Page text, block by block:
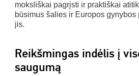
moksliškai pagrįsti ir praktiškai
būsimus šalies ir Europos gynybos
jis.
Reikšmingas indėlis į
saugumą